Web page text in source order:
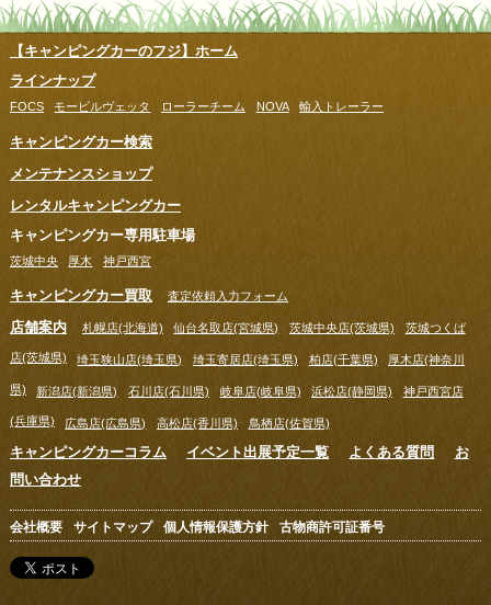
【キャンピングカーのフジ】ホーム
ラインナップ
FOCS モービルヴェッタ ローラーチーム NOVA 輸入トレーラー
キャンピングカー検索
メンテナンスショップ
レンタルキャンピングカー
キャンピングカー専用駐車場
茨城中央 厚木 神戸西宮
キャンピングカー買取 査定依頼入力フォーム
店舗案内 札幌店(北海道) 仙台名取店(宮城県) 茨城中央店(茨城県) 茨城つくば
店(茨城県) 埼玉狭山店(埼玉県) 埼玉寄居店(埼玉県) 柏店(千葉県) 厚木店(神奈川
県) 新潟店(新潟県) 石川店(石川県) 岐阜店(岐阜県) 浜松店(静岡県) 神戸西宮店
(兵庫県) 広島店(広島県) 高松店(香川県) 鳥栖店(佐賀県)
キャンピングカーコラム イベント出展予定一覧 よくある質問
お
問い合わせ
会社概要 サイトマップ 個人情報保護方針 古物商許可証番号